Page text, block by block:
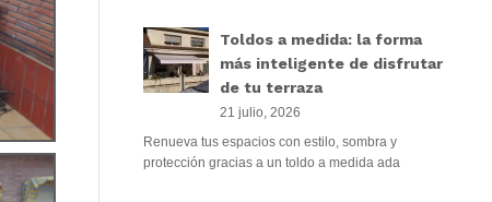
Toldos a medida: la forma
más inteligente de disfrutar
de tu terraza
21 julio, 2026
Renueva tus espacios con estilo, sombra y
protección gracias a un toldo a medida ada